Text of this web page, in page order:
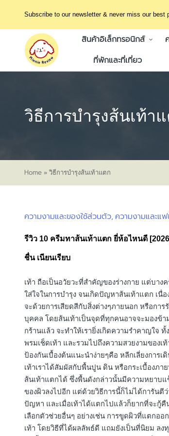
Subscribe to our newsletter & never miss our best
สินค้าอิเล็กทรอนิกส์
ที่พักและที่เที่ยว
วิธีการบำรุงส้นเท้า
Home » วิธีการบำรุงส้นเท้าแตก
Posted
ความงามและของใช้ส่วนตัว ความงามและแ
รีวิว 10 ครีมทาส้นเท้าแตก ยี่ห้อไหนดี
ชื่น เนียนเรียบ
เท้า ถือเป็นอวัยวะที่สำคัญของร่างกาย แต่บางค
ใส่ใจในการบำรุง จนเกิดปัญหาส้นเท้าแตก เนื่
จะด้วยการเสียดสีกับสิ่งต่างๆภายนอก หรือกา
บุคคล โดยส้นเท้าเป็นจุดที่ทุกคนอาจจะมองข้า
กร้านแล้ว จะทำให้เรายิ่งเกิดความรำคาญใจ
พรมเช็ดเท้า และรวมไปถึงความสวยงามของเ
ป้องกันเบื้องต้นแนะนำง่ายๆคือ หลีกเลี่ยงการเดิ
เท้าเราได้สัมผัสกับพื้นปูน ดิน หรือกระเบื้องภา
ส้นเท้าแตกได้ ซึ่งพื้นดังกล่าวนั้นมีความหยาบ
ของผิวลงไปอีก แต่ด้วยวิธีการนี้ก็ไม่ได้การันตีว่
ปัญหา และเมื่อเท้าได้แตกไปแล้วก็ยากที่จะกู้คื
เลือกตัวช่วยอื่นๆ อย่างเช่น การขูดผิวที่แตกออ
เท้า โดยวิธีที่ได้ผลลัพธ์ดี แถมยังเป็นที่นิยม ลง